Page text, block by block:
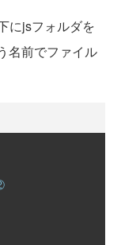
にjsフォルダを
名前でファイル